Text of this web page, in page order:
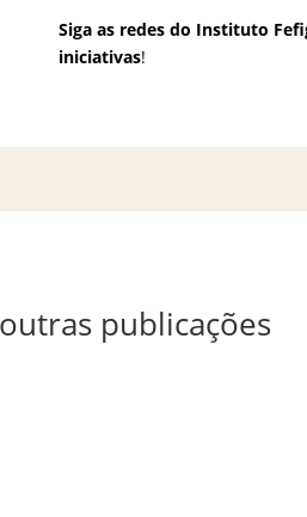
Siga as redes do Instituto
iniciativas!
publicações